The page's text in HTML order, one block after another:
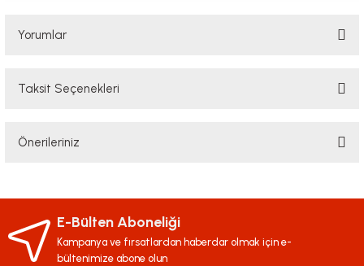
Yorumlar
Taksit Seçenekleri
Önerileriniz
iletebilirsiniz.
Görüş ve önerileriniz için teşekkür ederiz.
E-Bülten Aboneliği
Kampanya ve fırsatlardan haberdar olmak için e-
bültenimize abone olun